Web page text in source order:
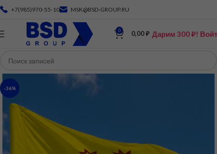
+7(985)970-55-10 MSK@BSD-GROUP.RU
0 0,00₽ Дарим 300 ₽!
-36%